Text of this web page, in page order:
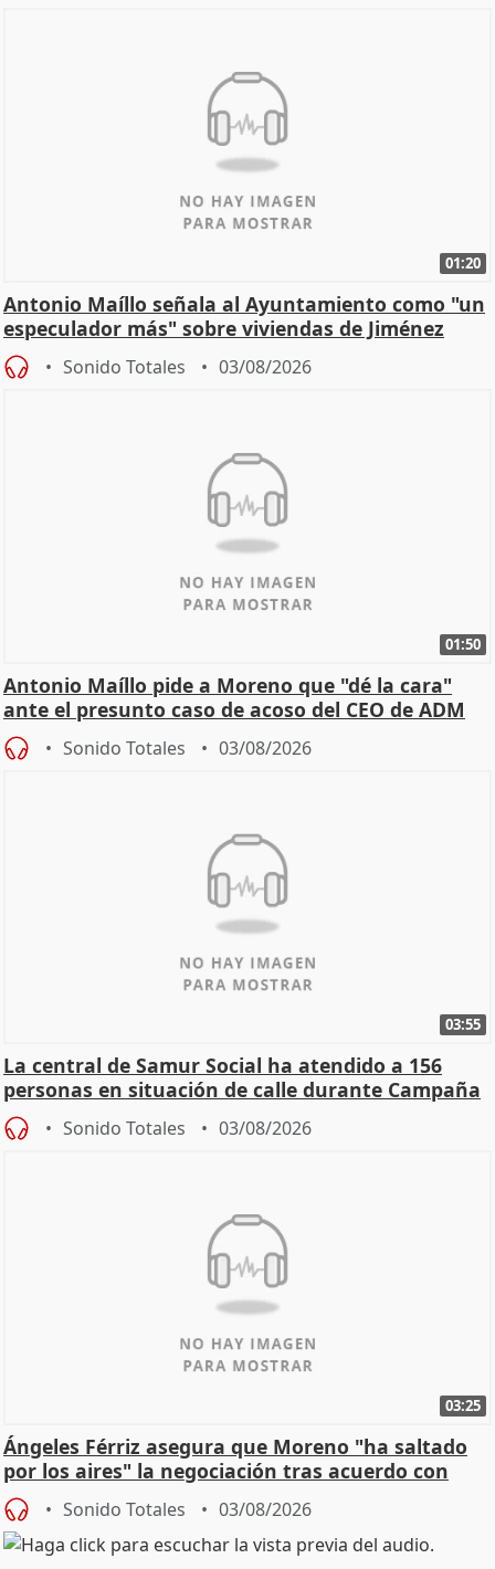
01:20
Antonio Maíllo señala al Ayuntamiento como "un
especulador más" sobre viviendas de Jiménez
Becerril
Sonido Totales 03/08/2026
01:50
Antonio Maíllo pide a Moreno que "dé la cara"
ante el presunto caso de acoso del CEO de ADM
Sonido Totales 03/08/2026
03:55
La central de Samur Social ha atendido a 156
personas en situación de calle durante Campaña
de Calor
Sonido Totales 03/08/2026
03:25
Ángeles Férriz asegura que Moreno "ha saltado
por los aires" la negociación tras acuerdo con
SMA
Sonido Totales 03/08/2026